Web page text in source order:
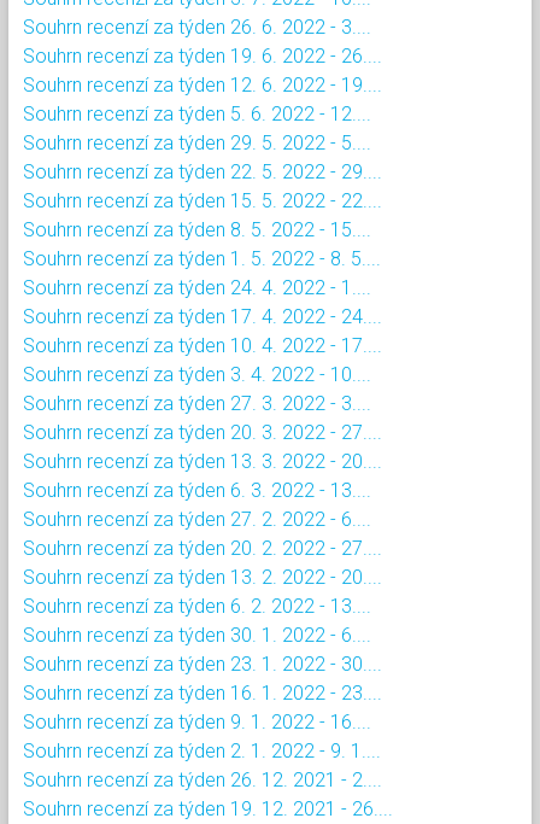
Souhrn recenzí za týden 26. 6. 2022 - 3....
Souhrn recenzí za týden 19. 6. 2022 - 26....
Souhrn recenzí za týden 12. 6. 2022 - 19....
Souhrn recenzí za týden 5. 6. 2022 - 12....
Souhrn recenzí za týden 29. 5. 2022 - 5....
Souhrn recenzí za týden 22. 5. 2022 - 29....
Souhrn recenzí za týden 15. 5. 2022 - 22....
Souhrn recenzí za týden 8. 5. 2022 - 15....
Souhrn recenzí za týden 1. 5. 2022 - 8. 5....
Souhrn recenzí za týden 24. 4. 2022 - 1....
Souhrn recenzí za týden 17. 4. 2022 - 24....
Souhrn recenzí za týden 10. 4. 2022 - 17....
Souhrn recenzí za týden 3. 4. 2022 - 10....
Souhrn recenzí za týden 27. 3. 2022 - 3....
Souhrn recenzí za týden 20. 3. 2022 - 27....
Souhrn recenzí za týden 13. 3. 2022 - 20....
Souhrn recenzí za týden 6. 3. 2022 - 13....
Souhrn recenzí za týden 27. 2. 2022 - 6....
Souhrn recenzí za týden 20. 2. 2022 - 27....
Souhrn recenzí za týden 13. 2. 2022 - 20....
Souhrn recenzí za týden 6. 2. 2022 - 13....
Souhrn recenzí za týden 30. 1. 2022 - 6....
Souhrn recenzí za týden 23. 1. 2022 - 30....
Souhrn recenzí za týden 16. 1. 2022 - 23....
Souhrn recenzí za týden 9. 1. 2022 - 16....
Souhrn recenzí za týden 2. 1. 2022 - 9. 1....
Souhrn recenzí za týden 26. 12. 2021 - 2....
Souhrn recenzí za týden 19. 12. 2021 - 26....